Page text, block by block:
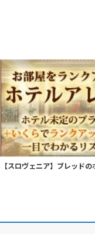
【スロヴェニア】ブレッド